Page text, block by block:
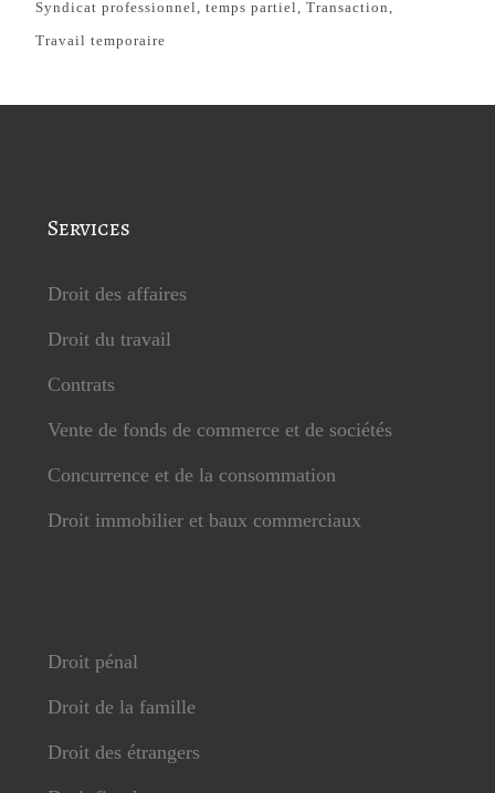
Syndicat professionnel temps partiel Transaction
Travail temporaire
Services
Droit des affaires
Droit du travail
Contrats
Vente de fonds de commerce et de sociétés
Concurrence et de la consommation
Droit immobilier et baux commerciaux
Droit pénal
Droit de la famille
Droit des étrangers